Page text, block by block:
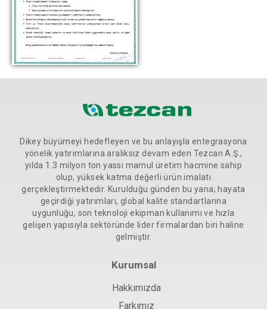
Dikey büyümeyi hedefleyen ve bu anlayışla entegrasyona
yönelik yatırımlarına aralıksız devam eden Tezcan A.Ş.,
yılda 1.3 milyon ton yassı mamul üretim hacmine sahip
olup, yüksek katma değerli ürün imalatı
gerçekleştirmektedir. Kurulduğu günden bu yana; hayata
geçirdiği yatırımları, global kalite standartlarına
uygunluğu, son teknoloji ekipman kullanımı ve hızla
gelişen yapısıyla sektöründe lider firmalardan biri haline
gelmiştir.
Kurumsal
Hakkımızda
Farkımız